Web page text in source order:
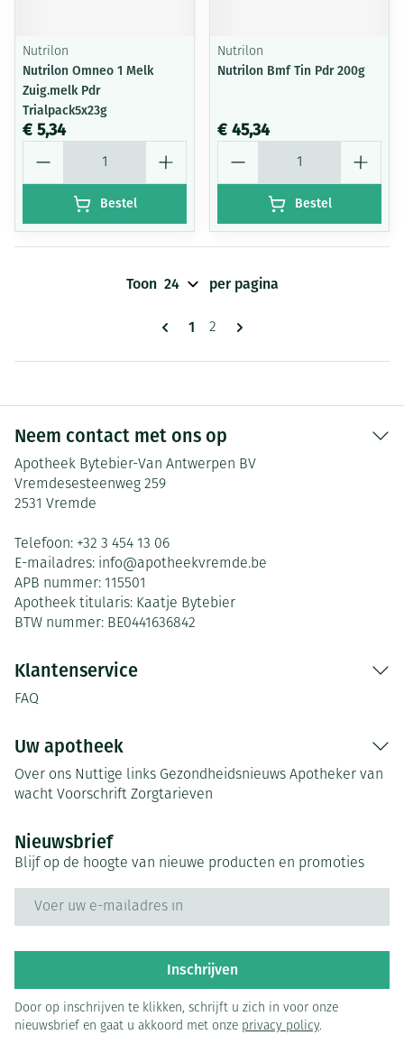
Nutrilon
Nutrilon Omneo 1 Melk
Zuig.melk Pdr
Trialpack5x23g
€ 5,34
Bestel
Nutrilon
Nutrilon Bmf Tin Pdr 200g
€ 45,34
Bestel
Pagina's
U lees momenteel pagina
1 Pagina
2
Toon per pagina
Neem contact met ons op
Apotheek Bytebier-Van Antwerpen BV
Vremdesesteenweg 259
2531 Vremde
Telefoon: +32 3 454 13 06
E-mailadres: info@apotheekvremde.be
APB nummer: 115501
Apotheek titularis: Kaatje Bytebier
BTW nummer: BE0441636842
Klantenservice
FAQ
Uw apotheek
Over ons Nuttige links Gezondheidsnieuws Apotheker van
wacht Voorschrift Zorgtarieven
Nieuwsbrief
Blijf op de hoogte van nieuwe producten en promoties
Inschrijven
Door op inschrijven te klikken, schrijft u zich in voor onze
nieuwsbrief en gaat u akkoord met onze privacy policy.